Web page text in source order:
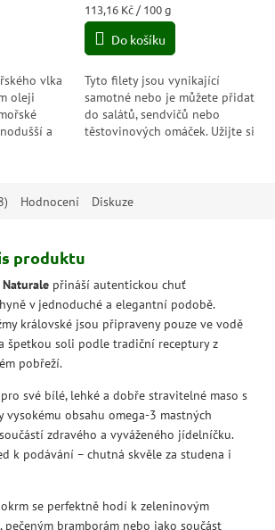
vlka
oleji
a
Měrná
cena:
113,16 Kč / 100 g
Do košíku
Tyto filety jsou vynikající
samotné nebo je můžete přidat
do salátů, sendvičů nebo
těstovinových omáček. Užijte si
Hodnocení Diskuze
produktu
přináší autentickou chuť
v jednoduché a elegantní podobě.
královské jsou připraveny pouze ve vodě
špetkou soli podle tradiční receptury z
pobřeží.
své bílé, lehké a dobře stravitelné maso s
vysokému obsahu omega-3 mastných
zdravého a vyváženého jídelníčku.
k podávání – chutná skvěle za studena i
se perfektně hodí k zeleninovým
pečeným bramborám nebo jako součást